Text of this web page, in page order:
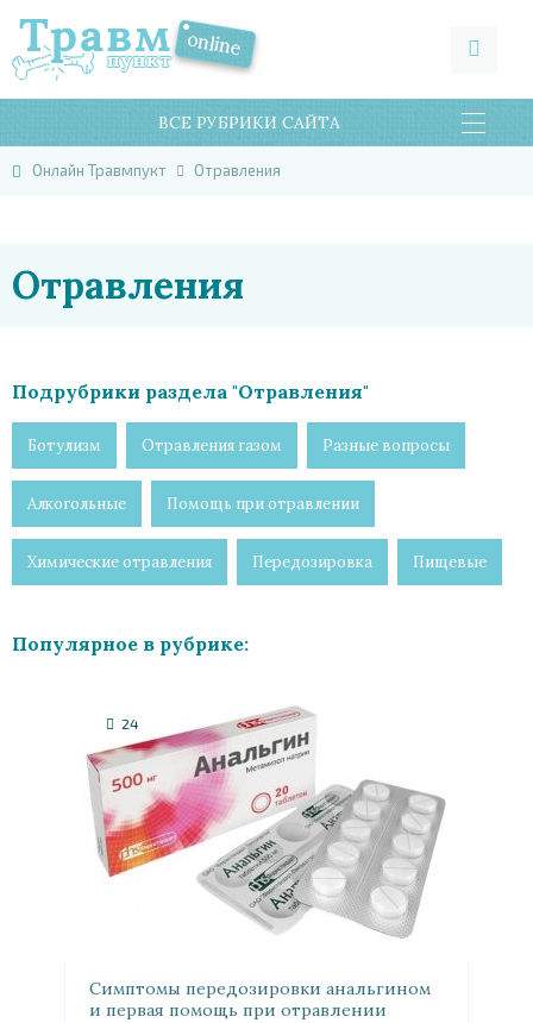
ВСЕ РУБРИКИ САЙТА
Онлайн Травмпукт Отравления
Отравления
Подрубрики раздела "Отравления"
Ботулизм Отравления газом Разные вопросы
Алкогольные Помощь при отравлении
Химические отравления Передозировка Пищевые
Популярное в рубрике:
24
Симптомы передозировки анальгином
и первая помощь при отравлении